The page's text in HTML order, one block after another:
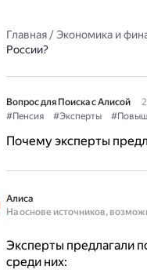
Главная/Экономика и
России?
Вопрос для Поиска с Алисой
#Пенсия
#Эксперты
Почему эксперты
Алиса
На основе источников,
Эксперты предлагали
среди них: